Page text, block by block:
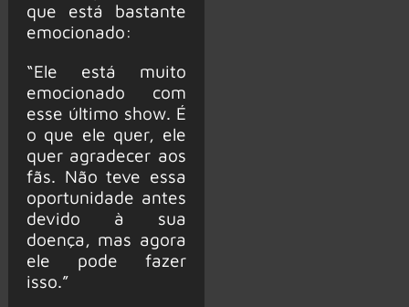
que está bastante
emocionado:
“Ele está muito
emocionado com
esse último show. É
o que ele quer, ele
quer agradecer aos
fãs. Não teve essa
oportunidade antes
devido à sua
doença, mas agora
ele pode fazer
isso.”